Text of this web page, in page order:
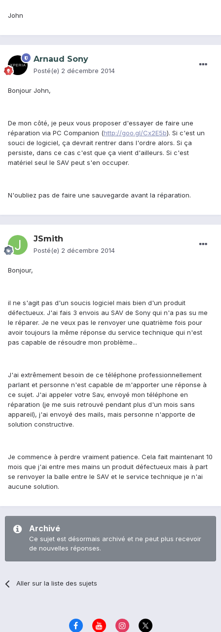
John
Arnaud Sony
Posté(e) 2 décembre 2014
Bonjour John,
De mon côté, je peux vous proposer d'essayer de faire une
réparation via PC Companion (http://goo.gl/Cx2E5b). Si c'est un
souci de logiciel, ça devrait rentrer dans l'ordre alors. Si ça
persiste, dans ce cas c'est que ça vient d'ailleurs. Si c'est
matériel seul le SAV peut s'en occuper.
N'oubliez pas de faire une sauvegarde avant la réparation.
JSmith
Posté(e) 2 décembre 2014
Bonjour,
il ne s'agit pas d'un soucis logiciel mais bien d'un produit
défectueux. J'ai fais 3 envois au SAV de Sony qui n'a pas su me
le réparer. Je ne veux pas le renvoyer une quatrième fois pour
avoir toujours la même réponse du service technique qui n'est
pas capable de résoudre mon problème...
J'ai extrêmement besoin de ce téléphone professionnellement
parlant et personne n'est capable de m'apporter une réponse à
ce sujet. J'ai appeler votre Sav, envoyé mon téléphone en
réparation (je me suis retrouvé pendant plus d'un mois sans
appareil), j'ai envoyé des mails, mais personne n'apporte de
solution constructive.
Je commence à perdre vraiment patience. Cela fait maintenant 10
mois que j'ai entre mes mains un produit défectueux mais à part
se renvoyer la balle entre le SAV et le service technique je n'ai
aucune solution.
Archivé
Ce sujet est désormais archivé et ne peut plus recevoir
de nouvelles réponses.
Aller sur la liste des sujets